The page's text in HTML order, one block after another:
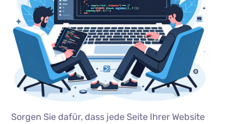
Sorgen Sie dafür, dass jede Seite Ihrer Website